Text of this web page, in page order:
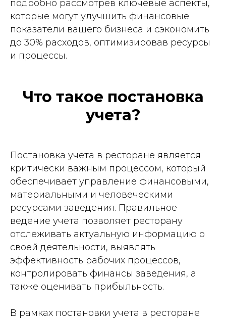
подробно рассмотрев ключевые аспекты,
которые могут улучшить финансовые
показатели вашего бизнеса и сэкономить
до 30% расходов, оптимизировав ресурсы
и процессы.
Что такое постановка
учета?
Постановка учета в ресторане является
критически важным процессом, который
обеспечивает управление финансовыми,
материальными и человеческими
ресурсами заведения. Правильное
ведение учета позволяет ресторану
отслеживать актуальную информацию о
своей деятельности, выявлять
эффективность рабочих процессов,
контролировать финансы заведения, а
также оценивать прибыльность.
В рамках постановки учета в ресторане